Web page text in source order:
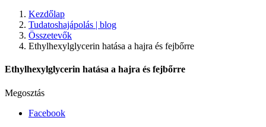
Kezdőlap
Tudatoshajápolás | blog
Összetevők
Ethylhexylglycerin hatása a hajra és fejbőrre
Ethylhexylglycerin hatása a hajra és fejbőrre
Megosztás
Facebook